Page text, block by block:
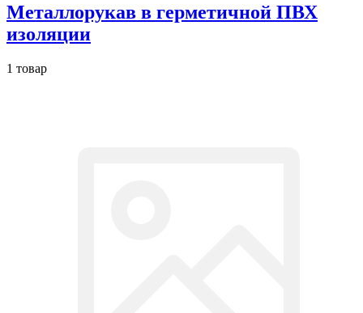
Металлорукав в герметичной ПВХ
изоляции
1 товар